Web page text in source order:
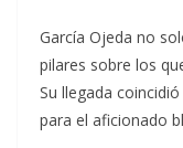
García Ojeda no
pilares sobre los
Su llegada
para el aficionado